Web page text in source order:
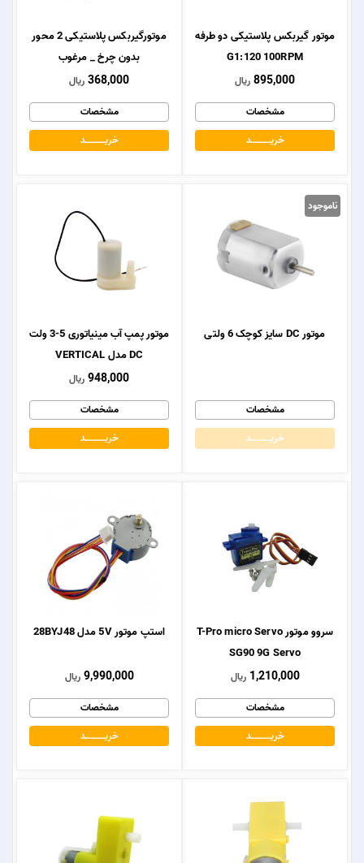
موتور گیربکس پلاستیکی دو طرفه
G1:120 100RPM
895,000 ریال
مشخصات
خریــــــــــــد
موتورگیربکس پلاستیکی 2 محور
بدون چرخ _ مرغوب
368,000 ریال
مشخصات
خریــــــــــــد
ناموجود
موتور DC سایز کوچک 6 ولتی
مشخصات
خریــــــــــــد
موتور پمپ آب مینیاتوری 5-3 ولت
DC مدل VERTICAL
948,000 ریال
مشخصات
خریــــــــــــد
سروو موتور T-Pro micro Servo
SG90 9G Servo
1,210,000 ریال
مشخصات
خریــــــــــــد
استپ موتور 5V مدل 28BYJ48
9,990,000 ریال
مشخصات
خریــــــــــــد